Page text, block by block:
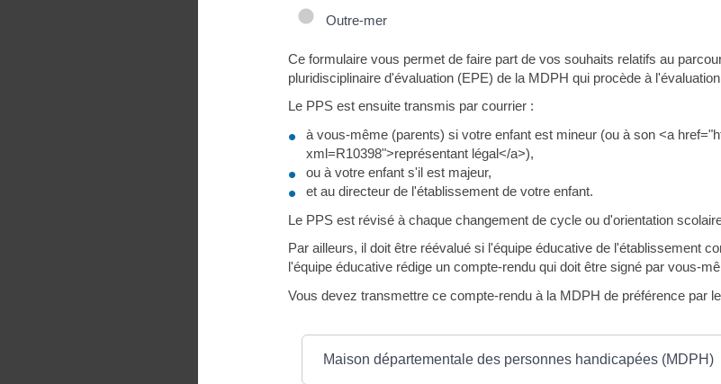
Outre-mer
Ce formulaire vous permet de faire part de vos souhaits relatifs au
pluridisciplinaire d'évaluation (EPE) de la MDPH qui procède à
Le PPS est ensuite transmis par courrier :
à vous-même (parents) si votre enfant est mineur (ou à son <a
xml=R10398">représentant légal</a>),
ou à votre enfant s'il est majeur,
et au directeur de l'établissement de votre enfant.
Le PPS est révisé à chaque changement de cycle ou d'orientation
Par ailleurs, il doit être réévalué si l'équipe éducative de l'établissement
l'équipe éducative rédige un compte-rendu qui doit être signé par vous-
Vous devez transmettre ce compte-rendu à la MDPH de préférence par
Maison départementale des personnes handicapées (MDPH)